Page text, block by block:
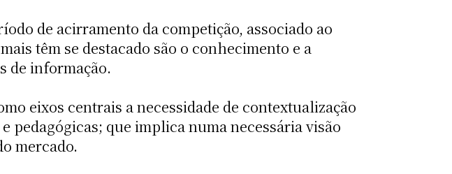
de acirramento da competição, associado ao
têm se destacado são o conhecimento e a
informação.
eixos centrais a necessidade de contextualização
pedagógicas; que implica numa necessária visão
mercado.